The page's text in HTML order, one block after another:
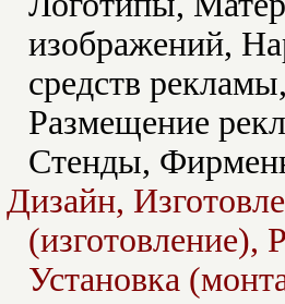
изображений,
средств
Размещение
Стенды,
Дизайн,
(изготовление),
Установка